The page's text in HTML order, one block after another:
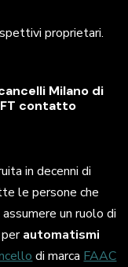
proprietari.
Milano di
contatto
in decenni di
le persone che
un ruolo di
automatismi
di marca FAAC